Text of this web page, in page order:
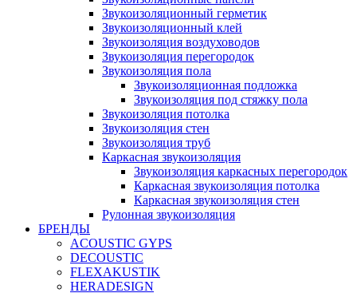
Звукоизоляционный герметик
Звукоизоляционный клей
Звукоизоляция воздуховодов
Звукоизоляция перегородок
Звукоизоляция пола
Звукоизоляционная подложка
Звукоизоляция под стяжку пола
Звукоизоляция потолка
Звукоизоляция стен
Звукоизоляция труб
Каркасная звукоизоляция
Звукоизоляция каркасных перегородок
Каркасная звукоизоляция потолка
Каркасная звукоизоляция стен
Рулонная звукоизоляция
БРЕНДЫ
ACOUSTIC GYPS
DECOUSTIC
FLEXAKUSTIK
HERADESIGN